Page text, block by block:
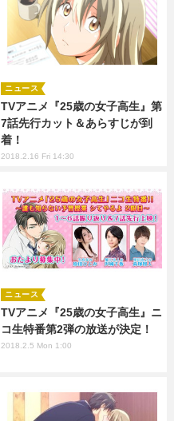
TVアニメ『25歳の女子高生』第
7話先行カット＆あらすじが到
着！
ニュース
2018.2.16 Fri 14:30
TVアニメ『25歳の女子高生』ニ
コ生特番第2弾の放送が決定！
ニュース
2018.2.5 Mon 1:00